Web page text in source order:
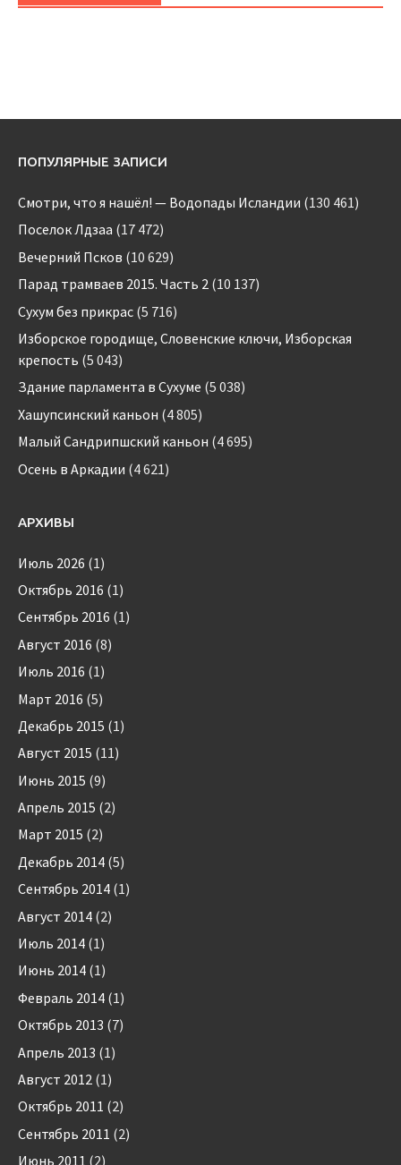
ПОПУЛЯРНЫЕ ЗАПИСИ
Смотри, что я нашёл! — Водопады Исландии (130 461)
Поселок Лдзаа (17 472)
Вечерний Псков (10 629)
Парад трамваев 2015. Часть 2 (10 137)
Сухум без прикрас (5 716)
Изборское городище, Словенские ключи, Изборская
крепость (5 043)
Здание парламента в Сухуме (5 038)
Хашупсинский каньон (4 805)
Малый Сандрипшский каньон (4 695)
Осень в Аркадии (4 621)
АРХИВЫ
Июль 2026 (1)
Октябрь 2016 (1)
Сентябрь 2016 (1)
Август 2016 (8)
Июль 2016 (1)
Март 2016 (5)
Декабрь 2015 (1)
Август 2015 (11)
Июнь 2015 (9)
Апрель 2015 (2)
Март 2015 (2)
Декабрь 2014 (5)
Сентябрь 2014 (1)
Август 2014 (2)
Июль 2014 (1)
Июнь 2014 (1)
Февраль 2014 (1)
Октябрь 2013 (7)
Апрель 2013 (1)
Август 2012 (1)
Октябрь 2011 (2)
Сентябрь 2011 (2)
Июнь 2011 (2)